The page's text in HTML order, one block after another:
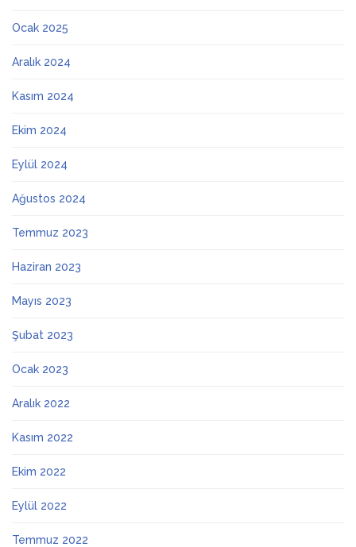
Ocak 2025
Aralık 2024
Kasım 2024
Ekim 2024
Eylül 2024
Ağustos 2024
Temmuz 2023
Haziran 2023
Mayıs 2023
Şubat 2023
Ocak 2023
Aralık 2022
Kasım 2022
Ekim 2022
Eylül 2022
Temmuz 2022